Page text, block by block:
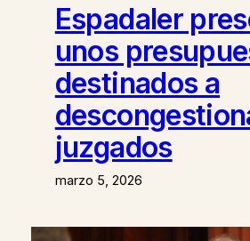
Espadaler
unos
destinados a
juzgados
marzo 5, 2026